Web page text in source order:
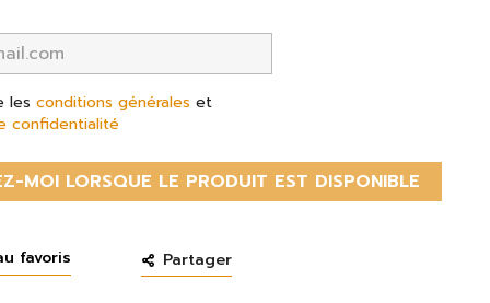
lesconditions générales et
confidentialité
MOI LORSQUE LE PRODUIT EST DISPONIBLE
favoris Partager